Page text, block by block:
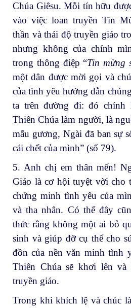
Chúa Giêsu. Mỗi tín hữu
vào việc loan truyền Tin
thần và thái độ truyền giáo
nhưng không của chính
trong thông điệp “Tin mừng
một dân được mời gọi và
của tình yêu hướng dẫn
ta trên đường đi: đó chính
Thiên Chúa làm người, là
mẫu gương, Ngài đã ban sự
cái chết của mình” (số 79).
5. Anh chị em thân mến!
Giáo là cơ hội tuyệt vời cho
chứng minh tình yêu của
và tha nhân. Có thể đây
thức rằng không một ai bỏ
sinh và giúp đỡ cụ thể cho
đồn của nền văn minh tình
Thiên Chúa sẽ khơi lên
truyền giáo.
Trong khi khích lệ và chúc